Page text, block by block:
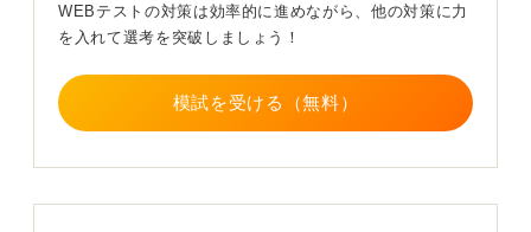
です。
れない」と思って、本来の自分とは異なる回答をした場
合、検査自体の信ぴょう性がなくなり、あなたという人
が疑われる可能性があります。
て、素直に直感で答えましょう。また、事前に対策本で
WEBテストの対策は効率的に進めながら、他の対策に力
を入れて選考を突破しましょう！
模試を受ける（無料）